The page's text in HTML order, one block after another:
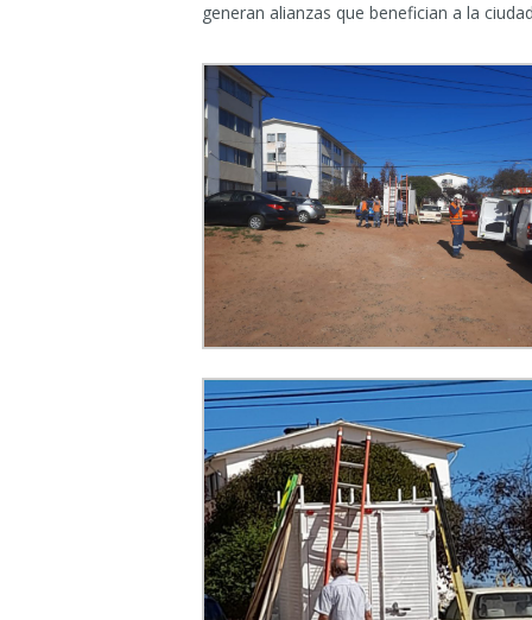
generan alianzas que benefician a la